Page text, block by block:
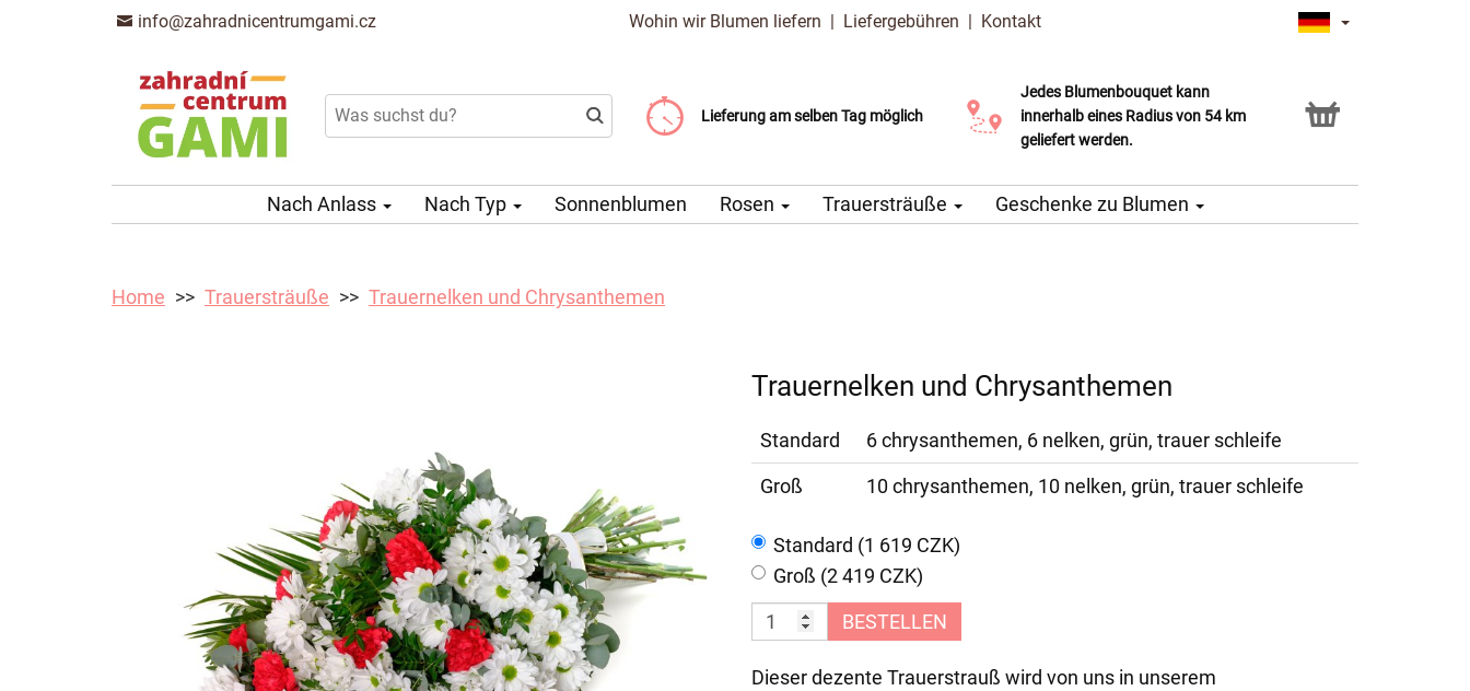
info@zahradnicentrumgami.cz Wohin wir Blumen liefern | Liefergebühren | Kontakt
Lieferung am selben Tag möglich
Liefergebühr ab 99 CZK
Wählen Sie Ihr Lieferdatum
Jedes Blumenbouquet kann
innerhalb eines Radius von 54 km
geliefert werden.
Click & Collect Service
Nach Anlass Nach Typ Sonnenblumen Rosen Trauersträuße Geschenke zu Blumen
Home Trauersträuße Trauernelken und Chrysanthemen
Trauernelken und Chrysanthemen
Standard
6 chrysanthemen, 6 nelken, grün, trauer schleife
Groß
10 chrysanthemen, 10 nelken, grün, trauer schleife
Standard (1 619 CZK)
Groß (2 419 CZK)
BESTELLEN
Dieser dezente Trauerstrauß wird von uns in unserem